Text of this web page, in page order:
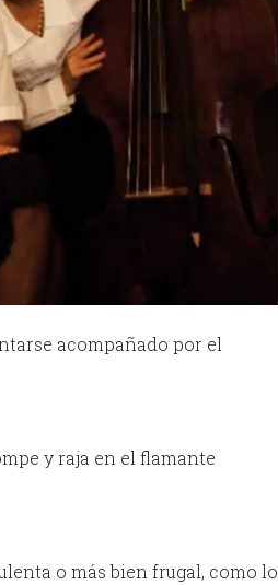
acompañado por el
y raja en el flamante
o más bien frugal, como lo